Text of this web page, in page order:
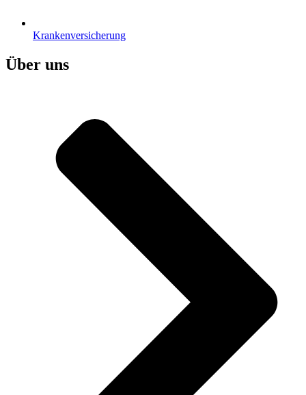
Krankenversicherung
Über uns